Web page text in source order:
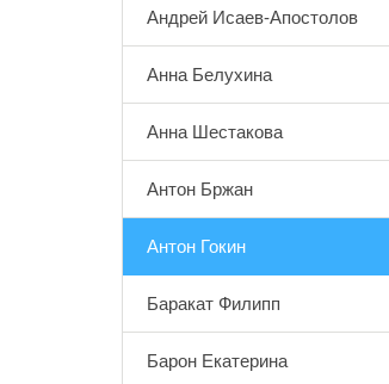
Андрей Исаев-Апостолов
Анна Белухина
Анна Шестакова
Антон Бржан
Антон Гокин
Баракат Филипп
Барон Екатерина